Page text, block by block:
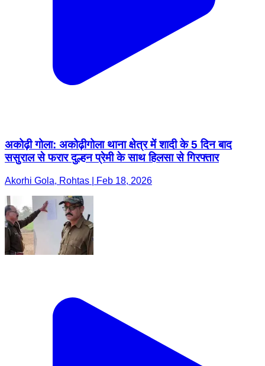
अकोढ़ी गोला: अकोढ़ीगोला थाना क्षेत्र में शादी के 5 दिन बाद
ससुराल से फरार दुल्हन प्रेमी के साथ हिलसा से गिरफ्तार
Akorhi Gola, Rohtas | Feb 18, 2026